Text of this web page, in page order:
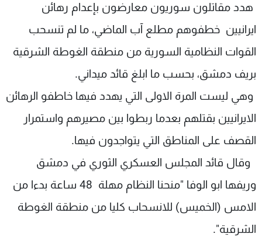
هدد مقاتلون سوريون معارضون بإعدام رهائن
ايرانيين خطفوهم مطلع آب الماضي، ما لم تنسحب
القوات النظامية السورية من منطقة الغوطة الشرقية
بريف دمشق، بحسب ما ابلغ قائد ميداني.
وهي ليست المرة الاولى التي يهدد فيها خاطفو الرهائن
الايرانيين بقتلهم بعدما ربطوا بين مصيرهم واستمرار
القصف على المناطق التي يتواجدون فيها.
وقال قائد المجلس العسكري الثوري في دمشق
وريفها ابو الوفا "منحنا النظام مهلة 48 ساعة بدءا من
الامس (الخميس) للانسحاب كليا من منطقة الغوطة
الشرقية".
منوعات رياضة
كأس العالم
البرامج
جدول البرامج
شاهد البرامج
عن MTV
الإنـتـاج
لاعلاناتكم
وظائف